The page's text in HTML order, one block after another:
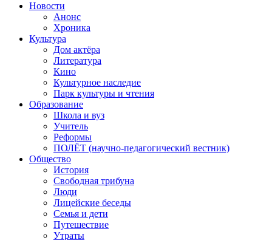
Новости
Анонс
Хроника
Культура
Дом актёра
Литература
Кино
Культурное наследие
Парк культуры и чтения
Образование
Школа и вуз
Учитель
Реформы
ПОЛЁТ (научно-педагогический вестник)
Общество
История
Свободная трибуна
Люди
Лицейские беседы
Семья и дети
Путешествие
Утраты